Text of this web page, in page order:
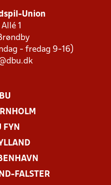
Union
1
- fredag 9-16)
FYN
FALSTER